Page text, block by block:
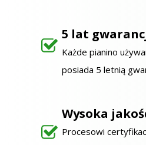
Wysoka
Procesowi
5 lat
Każde pianino
posiada 5 letnią